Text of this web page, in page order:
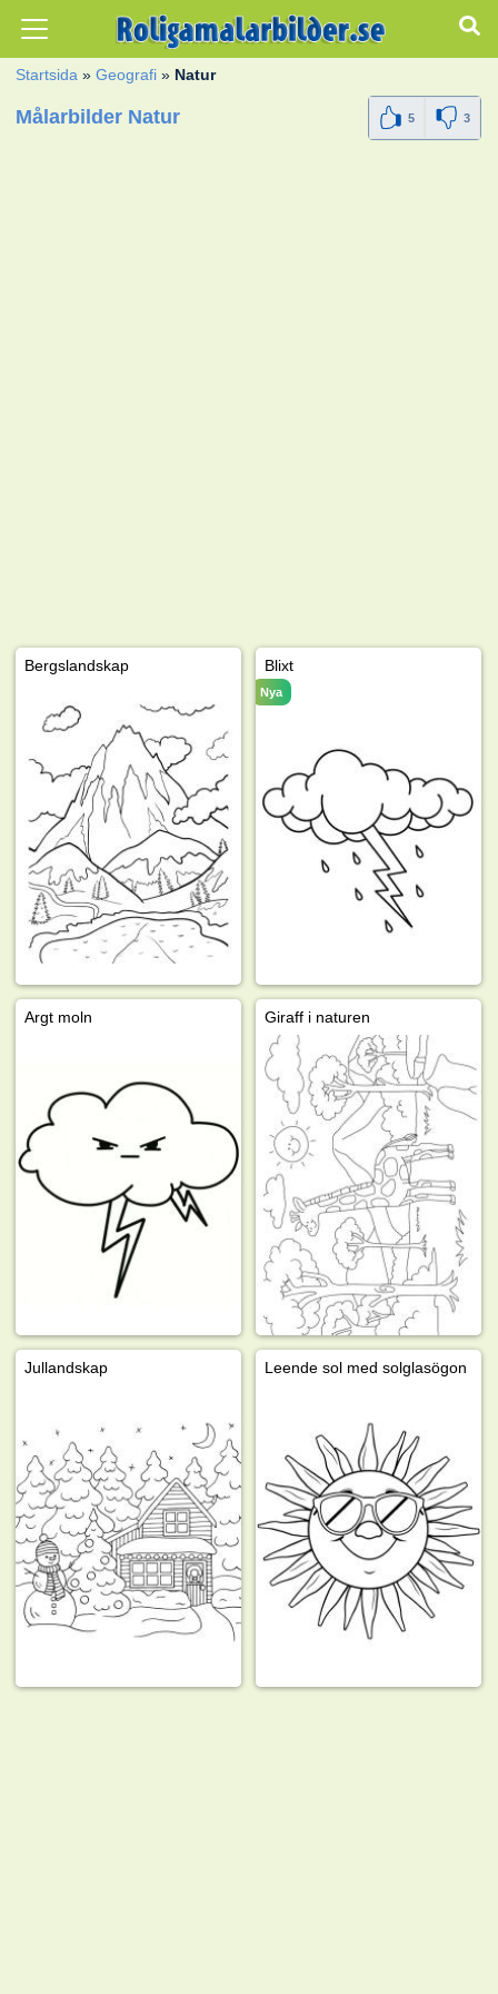
Startsida »Geografi » Natur
Målarbilder Natur 5 3
Bergslandskap Blixt
Nya
Argt moln Giraff i naturen
Jullandskap Leende sol med solglasögon